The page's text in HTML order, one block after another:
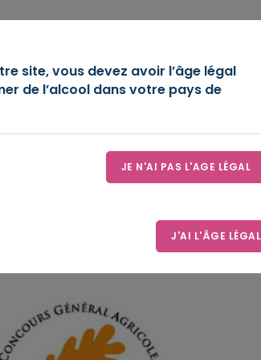
site, vous devez avoir l’âge légal
de l’alcool dans votre pays de
JE N'AI PAS L'AGE LÉGAL
J'AI L'ÂGE LÉGAL